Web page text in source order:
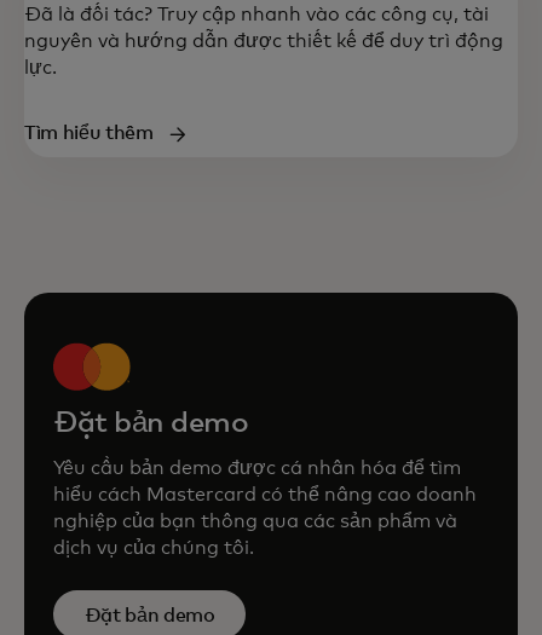
Đã là đối tác? Truy cập nhanh vào các công cụ, tài
nguyên và hướng dẫn được thiết kế để duy trì động
lực.
Tìm hiểu thêm
Đặt bản demo
Yêu cầu bản demo được cá nhân hóa để tìm
hiểu cách Mastercard có thể nâng cao doanh
nghiệp của bạn thông qua các sản phẩm và
dịch vụ của chúng tôi.
Đặt bản demo